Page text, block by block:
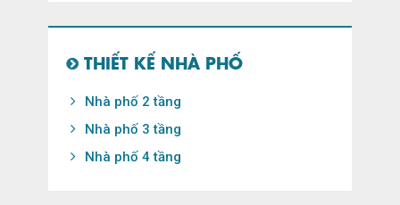
THIẾT KẾ NHÀ PHỐ
Nhà phố 2 tầng
Nhà phố 3 tầng
Nhà phố 4 tầng